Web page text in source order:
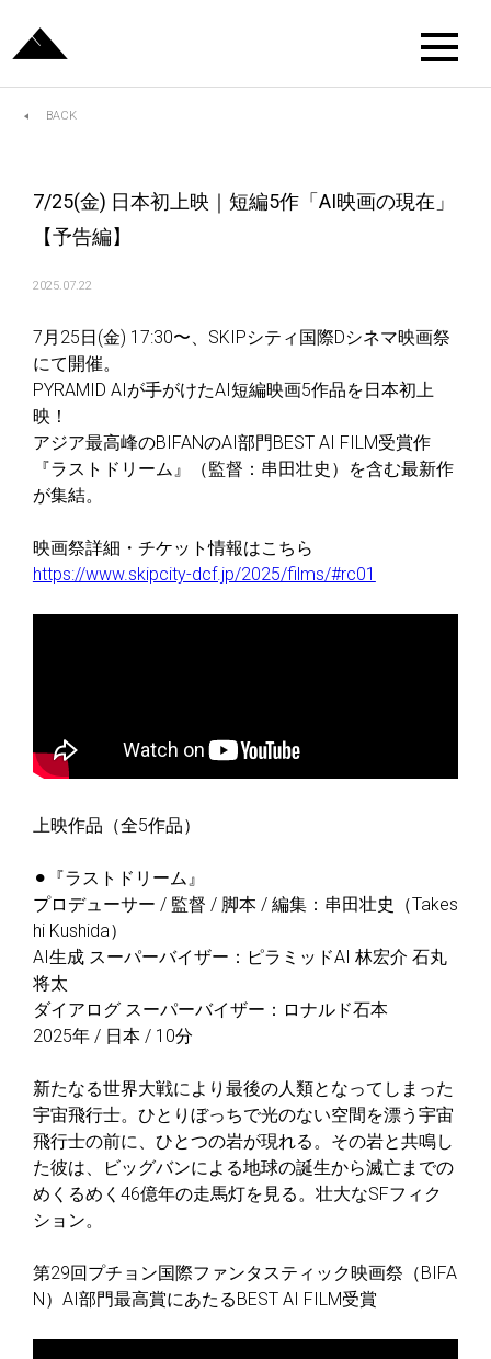
BACK
7/25(金) 日本初上映｜短編5作「AI映画の現在」
【予告編】
2025.07.22
7月25日(金) 17:30〜、SKIPシティ国際Dシネマ映画祭
にて開催。
PYRAMID AIが手がけたAI短編映画5作品を日本初上
映！
アジア最高峰のBIFANのAI部門BEST AI FILM受賞作
『ラストドリーム』（監督：串田壮史）を含む最新作
が集結。
映画祭詳細・チケット情報はこちら
https://www.skipcity-dcf.jp/2025/films/#rc01
上映作品（全5作品）
⚫︎『ラストドリーム』
プロデューサー / 監督 / 脚本 / 編集：串⽥壮史（Takes
hi Kushida）
AI⽣成 スーパーバイザー：ピラミッドAI 林宏介 ⽯丸
将太
ダイアログ スーパーバイザー：ロナルド⽯本
2025年 / 日本 / 10分
新たなる世界⼤戦により最後の⼈類となってしまった
宇宙⾶⾏⼠。ひとりぼっちで光のない空間を漂う宇宙
⾶⾏⼠の前に、ひとつの岩が現れる。その岩と共鳴し
た彼は、ビッグバンによる地球の誕⽣から滅亡までの
めくるめく46億年の⾛⾺灯を⾒る。壮大なSFフィク
ション。
第29回プチョン国際ファンタスティック映画祭（BIFA
N）AI部門最高賞にあたるBEST AI FILM受賞